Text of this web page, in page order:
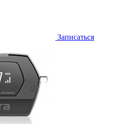
Записаться